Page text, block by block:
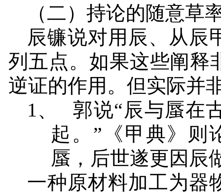
（二）持论的随意草
辰镰说对用辰、从辰
列五点。如果这些阐释
逆证的作用。但实际并
1、
郭说“辰与蜃在
起。” 《甲典》则
蜃，后世遂更因辰
一种原材料加工为器